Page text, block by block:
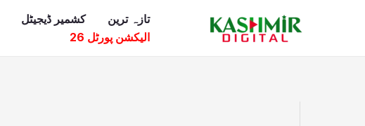
تازہ ترین کشمیر ڈیجیٹل
الیکشن پورٹل 26